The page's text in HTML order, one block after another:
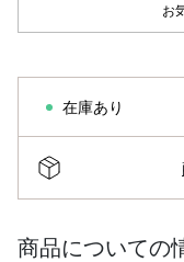
お
在庫あり
商品についての